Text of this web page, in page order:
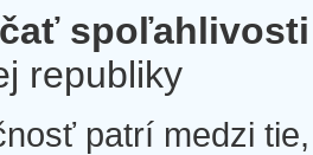
spoľahlivosti
republiky
patrí medzi